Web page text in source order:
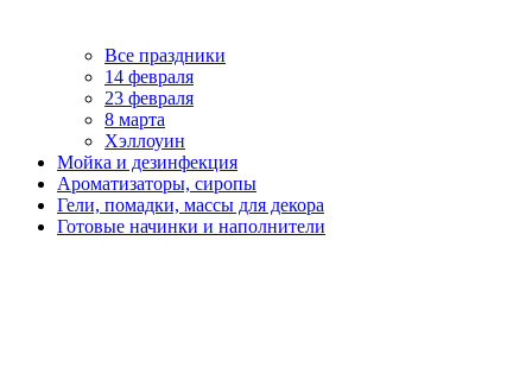
Все праздники
14 февраля
23 февраля
8 марта
Хэллоуин
Мойка и дезинфекция
Ароматизаторы, сиропы
Гели, помадки, массы для декора
Готовые начинки и наполнители